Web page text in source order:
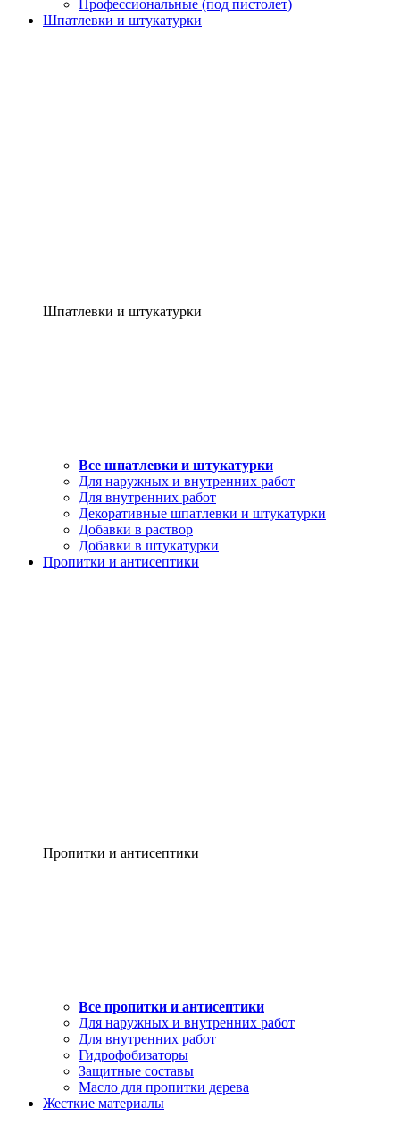
Профессиональные (под пистолет)
Шпатлевки и штукатурки
Шпатлевки и штукатурки
Все шпатлевки и штукатурки
Для наружных и внутренних работ
Для внутренних работ
Декоративные шпатлевки и штукатурки
Добавки в раствор
Добавки в штукатурки
Пропитки и антисептики
Пропитки и антисептики
Все пропитки и антисептики
Для наружных и внутренних работ
Для внутренних работ
Гидрофобизаторы
Защитные составы
Масло для пропитки дерева
Жесткие материалы